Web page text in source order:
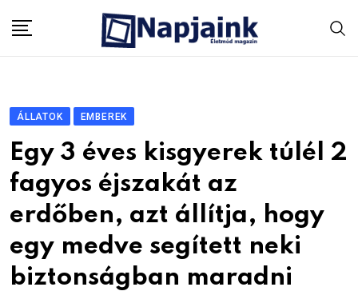
ÁLLATOK EMBEREK
Egy 3 éves kisgyerek túlél 2
fagyos éjszakát az
erdőben, azt állítja, hogy
egy medve segített neki
biztonságban maradni